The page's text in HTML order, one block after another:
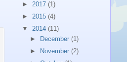
► 2017 (1)
► 2015 (4)
▼ 2014 (11)
►
December (1)
►
November (2)